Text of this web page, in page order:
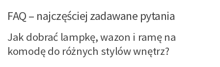
FAQ – najczęściej zadawane pytania
Jak dobrać lampkę, wazon i ramę na
komodę do różnych stylów wnętrz?